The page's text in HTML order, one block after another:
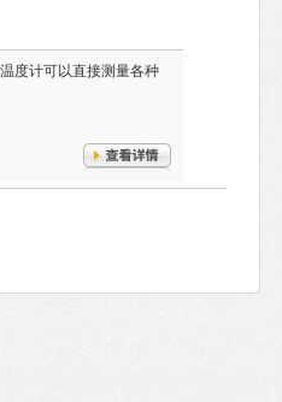
度计可以直接测量各种